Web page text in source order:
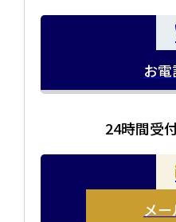
お品物をつめて送るだけ
方や、荷物が多い方へオ
当店の査定員がご自宅に
まとめて売りたい！価値
お
24時間受
メ